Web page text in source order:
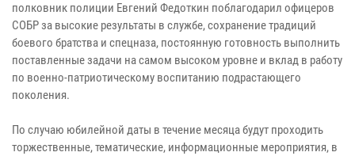
полковник полиции Евгений Федоткин поблагодарил офицеров
СОБР за высокие результаты в службе, сохранение традиций
боевого братства и спецназа, постоянную готовность выполнить
поставленные задачи на самом высоком уровне и вклад в работу
по военно-патриотическому воспитанию подрастающего
поколения.
По случаю юбилейной даты в течение месяца будут проходить
торжественные, тематические, информационные мероприятия, в